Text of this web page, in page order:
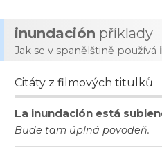
inundación příklady
Jak se v spanělštině používá
Citáty z filmových titulků
La inundación está
Bude tam úplná povodeň.